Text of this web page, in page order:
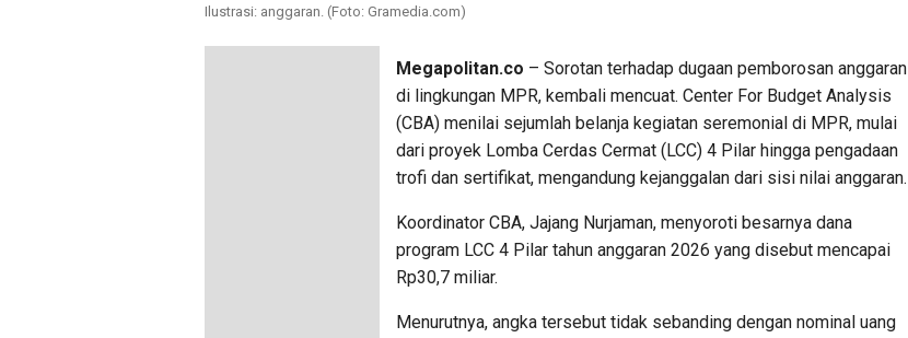
Ilustrasi: anggaran. (Foto: Gramedia.com)
Megapolitan.co – Sorotan terhadap dugaan pemborosan anggaran
di lingkungan MPR, kembali mencuat. Center For Budget Analysis
(CBA) menilai sejumlah belanja kegiatan seremonial di MPR, mulai
dari proyek Lomba Cerdas Cermat (LCC) 4 Pilar hingga pengadaan
trofi dan sertifikat, mengandung kejanggalan dari sisi nilai anggaran.
Koordinator CBA, Jajang Nurjaman, menyoroti besarnya dana
program LCC 4 Pilar tahun anggaran 2026 yang disebut mencapai
Rp30,7 miliar.
Menurutnya, angka tersebut tidak sebanding dengan nominal uang